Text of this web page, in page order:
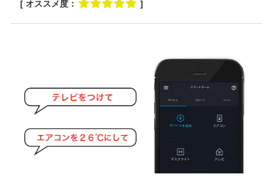
[ オススメ度： ]